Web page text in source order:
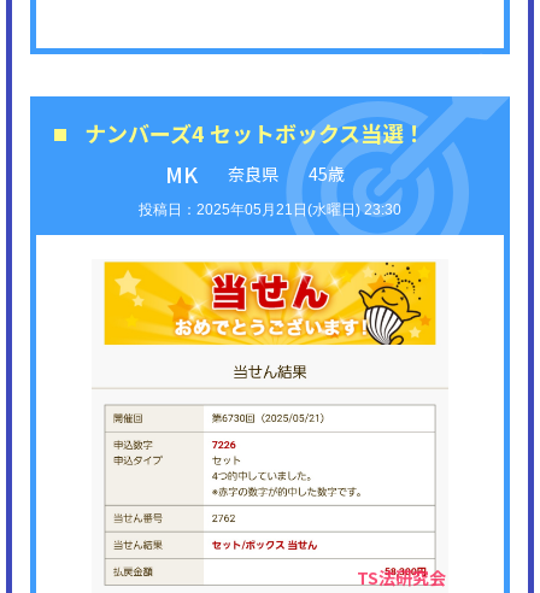
ナンバーズ4 セットボックス当選！
MK
奈良県 45歳
2025年05月21日(水曜日) 23:30